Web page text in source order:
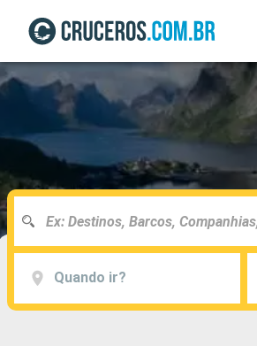
Quando ir?